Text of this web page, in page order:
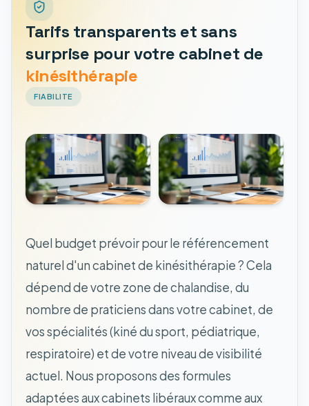
Tarifs transparents et sans
surprise pour votre cabinet de
kinésithérapie
FIABILITE
Quel budget prévoir pour le référencement
naturel d'un cabinet de kinésithérapie ? Cela
dépend de votre zone de chalandise, du
nombre de praticiens dans votre cabinet, de
vos spécialités (kiné du sport, pédiatrique,
respiratoire) et de votre niveau de visibilité
actuel. Nous proposons des formules
adaptées aux cabinets libéraux comme aux